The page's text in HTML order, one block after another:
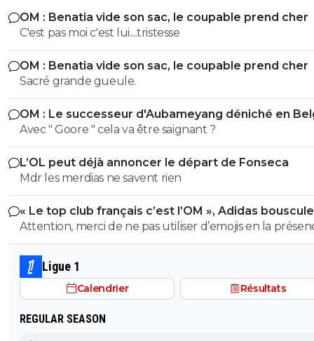
OM : Benatia vide son sac, le coupable prend cher
C'est pas moi c'est lui....tristesse
OM : Benatia vide son sac, le coupable prend cher
Sacré grande gueule.
OM : Le successeur d'Aubameyang déniché en
Avec " Goore " cela va être saignant ?
L’OL peut déjà annoncer le départ de Fonseca
Mdr les merdias ne savent rien
« Le top club français c’est l’OM », Adidas
PSG
Attention, merci de ne pas utiliser d’emojis en la
Raymond Q qui a un traumatisme de l enfance lié à ces
derniers; pour le soutenir, vous pouvez adhérer à son
association se prétendant faire partie d’une « élite »
se refusant catégoriquement l utilisation d emojis bien
gros globes oculaires de sardine. Cordialement.
Ligue 1
Calendrier Résultats
REGULAR SEASON